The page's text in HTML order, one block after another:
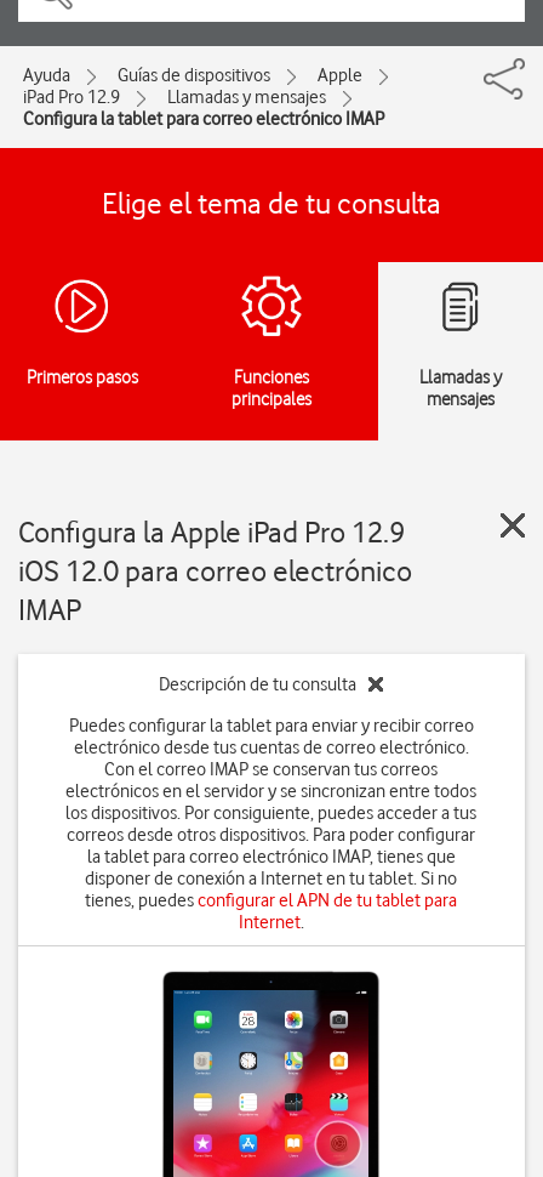
Ayuda Guías de dispositivos
Apple
iPad Pro 12.9
Llamadas y mensajes
Configura la tablet para correo electrónico IMAP
Elige el tema de tu consulta
Primeros pasos
Funciones
principales
Llamadas y
mensajes
Configura la Apple iPad Pro 12.9
iOS 12.0 para correo electrónico
IMAP
Descripción de tu consulta
Puedes configurar la tablet para enviar y recibir correo
electrónico desde tus cuentas de correo electrónico.
Con el correo IMAP se conservan tus correos
electrónicos en el servidor y se sincronizan entre todos
los dispositivos. Por consiguiente, puedes acceder a tus
correos desde otros dispositivos. Para poder configurar
la tablet para correo electrónico IMAP, tienes que
disponer de conexión a Internet en tu tablet. Si no
tienes, puedesconfigurar el APN de tu tablet para
Internet.